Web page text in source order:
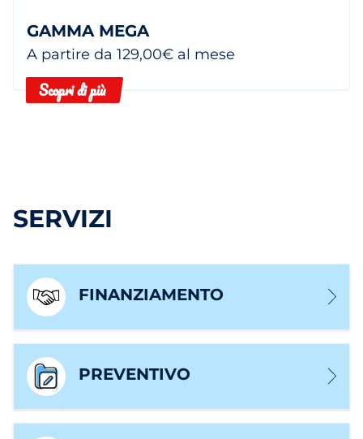
GAMMA MEGA
A partire da 129,00€ al mese
Scopri di più
SERVIZI
FINANZIAMENTO
PREVENTIVO